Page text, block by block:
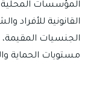
المؤسسات المحلية
القانونية للأفراد
الجنسيات المقيمة،
مستويات الحماية